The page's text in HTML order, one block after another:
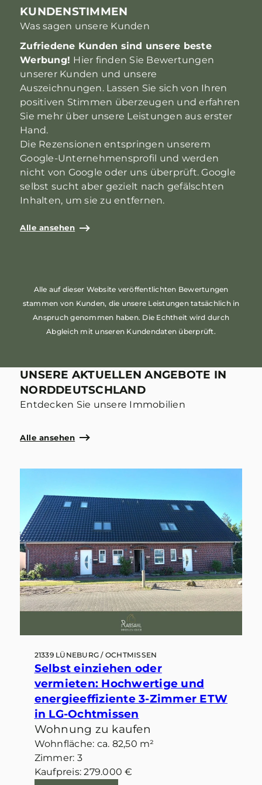
KUNDENSTIMMEN
Was sagen unsere Kunden
Zufriedene Kunden sind unsere beste
Werbung! Hier finden Sie Bewertungen
unserer Kunden und unsere
Auszeichnungen. Lassen Sie sich von Ihren
positiven Stimmen überzeugen und erfahren
Sie mehr über unsere Leistungen aus erster
Hand.
Die Rezensionen entspringen unserem
Google-Unternehmensprofil und werden
nicht von Google oder uns überprüft. Google
selbst sucht aber gezielt nach gefälschten
Inhalten, um sie zu entfernen.
Alle ansehen
Alle auf dieser Website veröffentlichten Bewertungen
stammen von Kunden, die unsere Leistungen tatsächlich in
Anspruch genommen haben. Die Echtheit wird durch
Abgleich mit unseren Kundendaten überprüft.
UNSERE AKTUELLEN ANGEBOTE IN
NORDDEUTSCHLAND
Entdecken Sie unsere Immobilien
Alle ansehen
21339 LÜNEBURG / OCHTMISSEN
Selbst einziehen oder
vermieten: Hochwertige und
energieeffiziente 3-Zimmer ETW
in LG-Ochtmissen
Wohnung zu kaufen
Wohnfläche: ca. 82,50 m²
Zimmer: 3
Kaufpreis: 279.000 €